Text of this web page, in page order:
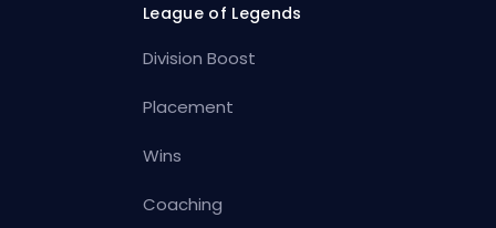
League of Legends
Division Boost
Placement
Wins
Coaching